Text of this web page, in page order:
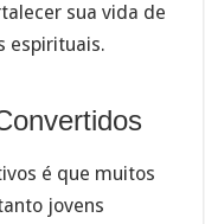
sua vida de
espirituais.
é que muitos
jovens